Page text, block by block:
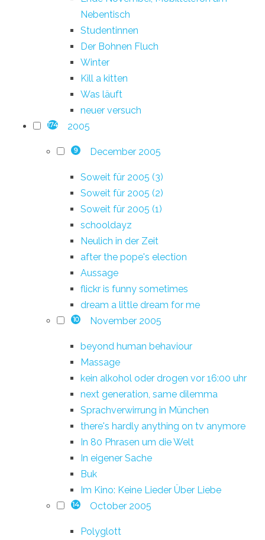
Nebentisch
Studentinnen
Der Bohnen Fluch
Winter
Kill a kitten
Was läuft
neuer versuch
174 2005
9 December 2005
Soweit für 2005 (3)
Soweit für 2005 (2)
Soweit für 2005 (1)
schooldayz
Neulich in der Zeit
after the pope's election
Aussage
flickr is funny sometimes
dream a little dream for me
10 November 2005
beyond human behaviour
Massage
kein alkohol oder drogen vor 16:00 uhr
next generation, same dilemma
Sprachverwirrung in München
there's hardly anything on tv anymore
In 80 Phrasen um die Welt
In eigener Sache
Buk
Im Kino: Keine Lieder Über Liebe
14 October 2005
Polyglott